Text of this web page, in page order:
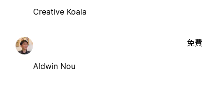
Creative Koala
Aldwin Nou
免費